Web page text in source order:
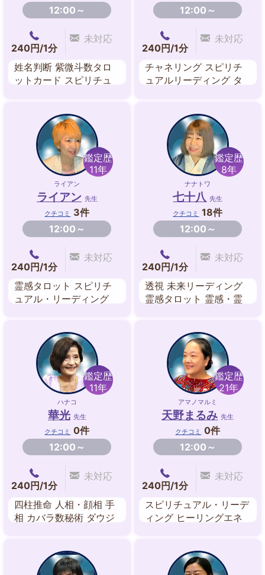
12:00～
240円/1分
未対応
姓名判断 紫微斗数タロ
ットカード スピリチュ
九星方位学
12:00～
240円/1分
未対応
チャネリング スピリチ
ュアルリーディング タ
ガイドメッセージカード
西洋占星術 アニマルス
ピリットリーディング
鑑定歴
11年
ライアン
ライアン 先生
クチコミ
3件
12:00～
240円/1分
未対応
霊感タロット スピリチ
ュアル・リーディング
鑑定歴
8年
ナナトワ
七十八 先生
クチコミ
18件
12:00～
240円/1分
未対応
透視 未来リーディング
霊感タロット 霊感・霊
ーディング エネルギー
浄化、未来創造 前世鑑
鑑定歴
11年
ハナコ
華光 先生
クチコミ
0件
12:00～
240円/1分
未対応
四柱推命 人相・顔相 手
相 カバラ数秘術 ダウジ
鑑定歴
21年
アマノマルミ
天野まるみ 先生
クチコミ
0件
12:00～
240円/1分
未対応
スピリチュアル・リーデ
ィング ヒーリングエネ
鑑定 チャネリング